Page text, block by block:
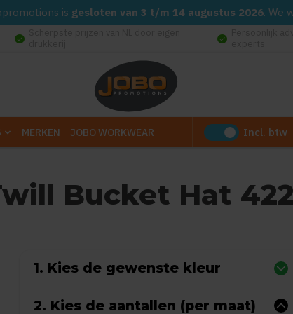
is gesloten van 3 t/m 14 augustus 2026. We
check_circle check_circle
MERKEN JOBO WORKWEAR Incl. btw
Bucket Hat
1. Kies de gewenste kleur
2. Kies de aantallen (per maat)